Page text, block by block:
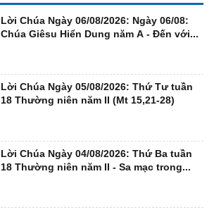
Lời Chúa Ngày 06/08/2026: Ngày 06/08:
Chúa Giêsu Hiển Dung năm A - Đến với...
Lời Chúa Ngày 05/08/2026: Thứ Tư tuần
18 Thường niên năm II (Mt 15,21-28)
Lời Chúa Ngày 04/08/2026: Thứ Ba tuần
18 Thường niên năm II - Sa mạc trong...